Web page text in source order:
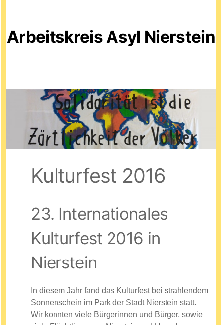
Arbeitskreis Asyl Nierstein
Kulturfest 2016
23. Internationales
Kulturfest 2016 in
Nierstein
In diesem Jahr fand das Kulturfest bei strahlendem
Sonnenschein im Park der Stadt Nierstein statt.
Wir konnten viele Bürgerinnen und Bürger, sowie